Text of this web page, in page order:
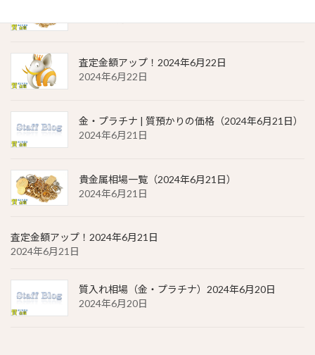
査定金額アップ！2024年6月22日
2024年6月22日
金・プラチナ | 質預かりの価格（2024年6月21日）
2024年6月21日
貴金属相場一覧（2024年6月21日）
2024年6月21日
査定金額アップ！2024年6月21日
2024年6月21日
質入れ相場（金・プラチナ）2024年6月20日
2024年6月20日